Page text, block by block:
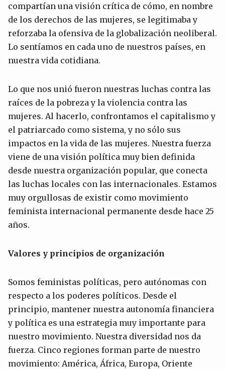
compartían una visión crítica de cómo, en nombre
de los derechos de las mujeres, se legitimaba y
reforzaba la ofensiva de la globalización neoliberal.
Lo sentíamos en cada uno de nuestros países, en
nuestra vida cotidiana.
Lo que nos unió fueron nuestras luchas contra las
raíces de la pobreza y la violencia contra las
mujeres. Al hacerlo, confrontamos el capitalismo y
el patriarcado como sistema, y no sólo sus
impactos en la vida de las mujeres. Nuestra fuerza
viene de una visión política muy bien definida
desde nuestra organización popular, que conecta
las luchas locales con las internacionales. Estamos
muy orgullosas de existir como movimiento
feminista internacional permanente desde hace 25
años.
Valores y principios de organización
Somos feministas políticas, pero autónomas con
respecto a los poderes políticos. Desde el
principio, mantener nuestra autonomía financiera
y política es una estrategia muy importante para
nuestro movimiento. Nuestra diversidad nos da
fuerza. Cinco regiones forman parte de nuestro
movimiento: América, África, Europa, Oriente